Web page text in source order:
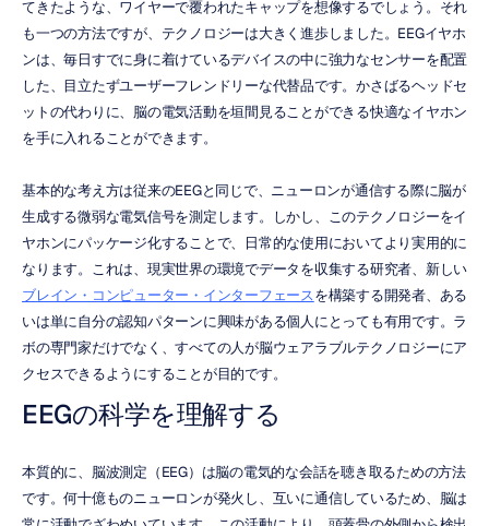
てきたような、ワイヤーで覆われたキャップを想像するでしょう。それ
も一つの方法ですが、テクノロジーは大きく進歩しました。EEGイヤホ
ンは、毎日すでに身に着けているデバイスの中に強力なセンサーを配置
した、目立たずユーザーフレンドリーな代替品です。かさばるヘッドセ
ットの代わりに、脳の電気活動を垣間見ることができる快適なイヤホン
を手に入れることができます。
基本的な考え方は従来のEEGと同じで、ニューロンが通信する際に脳が
生成する微弱な電気信号を測定します。しかし、このテクノロジーをイ
ヤホンにパッケージ化することで、日常的な使用においてより実用的に
なります。これは、現実世界の環境でデータを収集する研究者、新しい
ブレイン・コンピューター・インターフェースを構築する開発者、ある
いは単に自分の認知パターンに興味がある個人にとっても有用です。ラ
ボの専門家だけでなく、すべての人が脳ウェアラブルテクノロジーにア
クセスできるようにすることが目的です。
EEGの科学を理解する
本質的に、脳波測定（EEG）は脳の電気的な会話を聴き取るための方法
です。何十億ものニューロンが発火し、互いに通信しているため、脳は